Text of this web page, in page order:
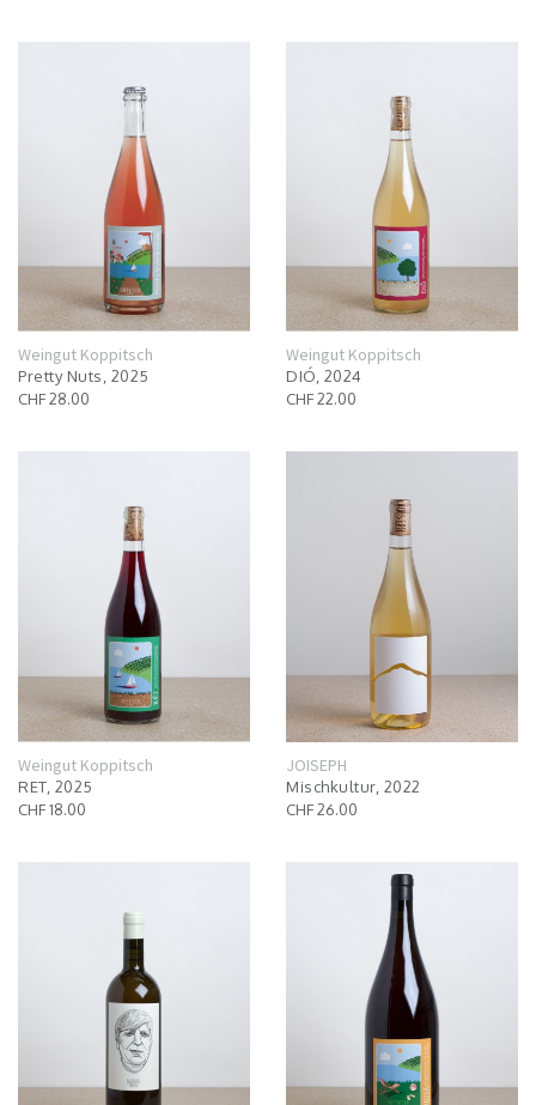
Weingut Koppitsch
Pretty Nuts, 2025
CHF 28.00
Weingut Koppitsch
DIÓ, 2024
CHF 22.00
Weingut Koppitsch
RET, 2025
CHF 18.00
JOISEPH
Mischkultur, 2022
CHF 26.00